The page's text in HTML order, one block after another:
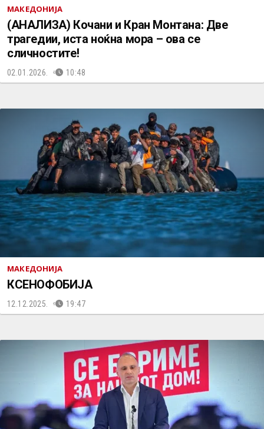
МАКЕДОНИЈА
(АНАЛИЗА) Кочани и Кран Монтана: Две
трагедии, иста ноќна мора – ова се
сличностите!
02.01.2026. 10:48
МАКЕДОНИЈА
КСЕНОФОБИЈА
12.12.2025. 19:47